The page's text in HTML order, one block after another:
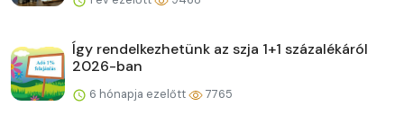
Így rendelkezhetünk az szja 1+1 százalékáról
2026-ban
6 hónapja ezelőtt 7765